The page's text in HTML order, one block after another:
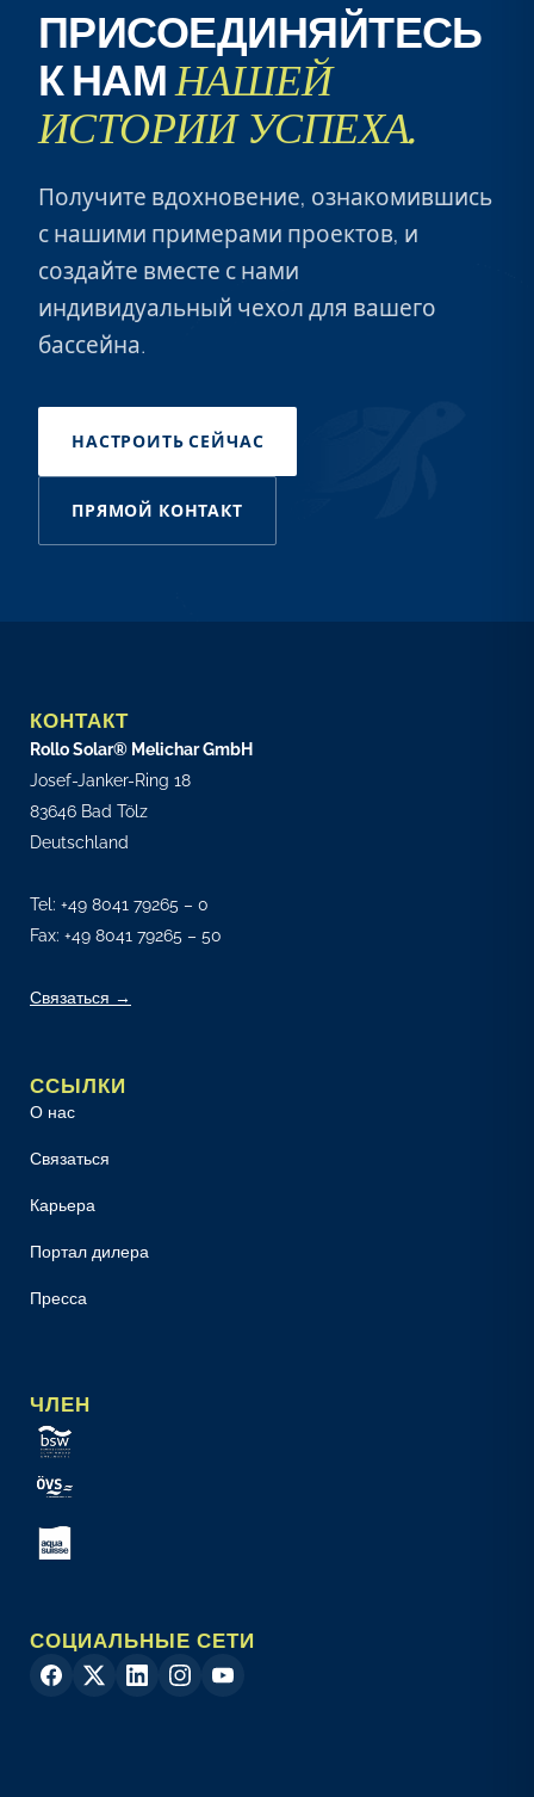
ПРИСОЕДИНЯЙТЕСЬ
К НАМНАШЕЙ
ИСТОРИИ УСПЕХА.
Получите вдохновение, ознакомившись
с нашими примерами проектов, и
создайте вместе с нами
индивидуальный чехол для вашего
бассейна.
НАСТРОИТЬ СЕЙЧАС
ПРЯМОЙ КОНТАКТ
КОНТАКТ
Rollo Solar® Melichar GmbH
Josef-Janker-Ring 18
83646 Bad Tölz
Deutschland
Tel: +49 8041 79265 – 0
Fax: +49 8041 79265 – 50
Связаться →
ССЫЛКИ
О нас
Связаться
Карьера
Портал дилера
Пресса
ЧЛЕН
СОЦИАЛЬНЫЕ СЕТИ